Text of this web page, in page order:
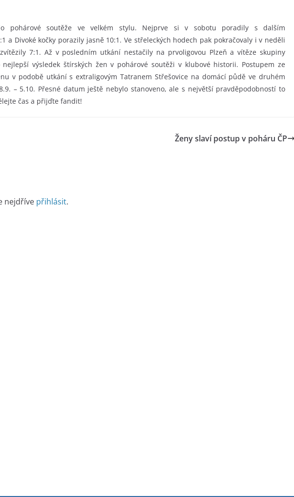
pohárové soutěže ve velkém stylu. Nejprve si v sobotu poradily s dalším
a Divoké kočky porazily jasně 10:1. Ve střeleckých hodech pak pokračovaly i v neděli
7:1. Až v posledním utkání nestačily na prvoligovou Plzeň a vítěze skupiny
výsledek štírských žen v pohárové soutěži v klubové historii. Postupem ze
v podobě utkání s extraligovým Tatranem Střešovice na domácí půdě ve druhém
– 5.10. Přesné datum ještě nebylo stanoveno, ale s největší pravděpodobností to
čas a přijďte fandit!
Ženy slaví postup v poháru ČP
nejdříve přihlásit.